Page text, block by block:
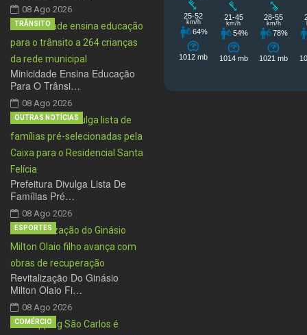
08 Ago 2026
Minicidade Ensina Educação
Para O Trânsi…
08 Ago 2026
TRÂNSITO
Prefeitura Divulga Lista De
Famílias Pré…
08 Ago 2026
OUTRAS NOTÍCIAS
Revitalização Do Ginásio
Milton Olaio Fi…
08 Ago 2026
ESPORTES
COMÉRCIO